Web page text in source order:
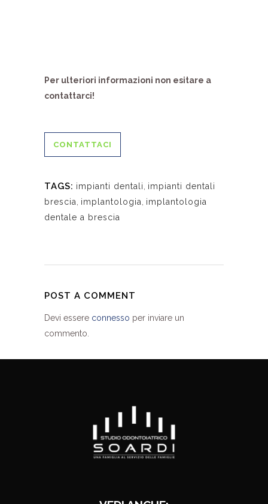
Per ulteriori informazioni non esitare a
contattarci!
CONTATTACI
TAGS: impianti dentali
impianti dentali
brescia
implantologia
implantologia
dentale a brescia
POST A COMMENT
Devi essere connesso per inviare un
commento.